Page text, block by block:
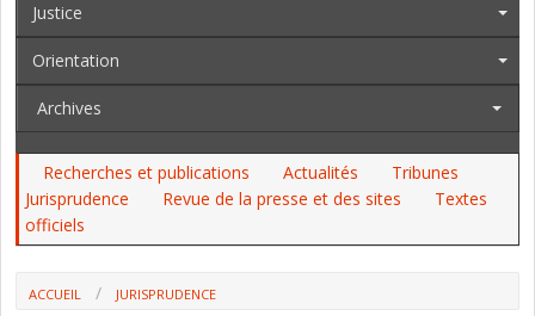
Justice
Orientation
Archives
Recherches et publications Actualités
Tribunes
Jurisprudence
Revue de la presse et des sites
Textes
officiels
ACCUEIL JURISPRUDENCE